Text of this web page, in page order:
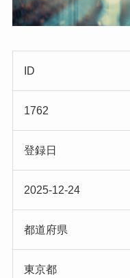
ID
1762
登録日
2025-12-24
都道府県
東京都